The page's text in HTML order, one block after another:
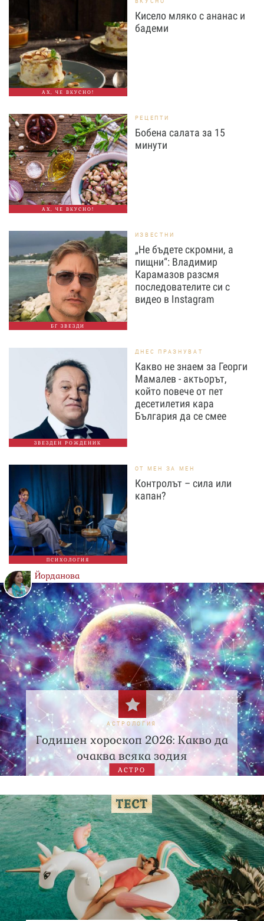
АХ, ЧЕ ВКУСНО!
Кисело мляко с ананас и
бадеми
АХ, ЧЕ ВКУСНО!
РЕЦЕПТИ
Бобена салата за 15
минути
БГ ЗВЕЗДИ
ИЗВЕСТНИ
„Не бъдете скромни, а
пищни“: Владимир
Карамазов разсмя
последователите си с
видео в Instagram
ЗВЕЗДЕН РОЖДЕНИК
ДНЕС ПРАЗНУВАТ
Какво не знаем за Георги
Мамалев - актьорът,
който повече от пет
десетилетия кара
България да се смее
ПСИХОЛОГИЯ
ОТ МЕН ЗА МЕН
Контролът – сила или
капан?
Йорданова
АСТРОЛОГИЯ
Годишен хороскоп 2026: Какво да
очаква всяка зодия
АСТРО